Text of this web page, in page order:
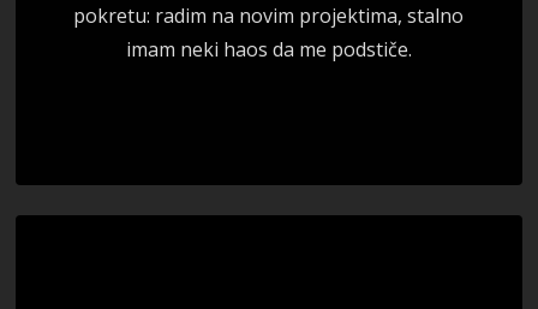
pokretu: radim na novim projektima, stalno
imam neki haos da me podstiče.